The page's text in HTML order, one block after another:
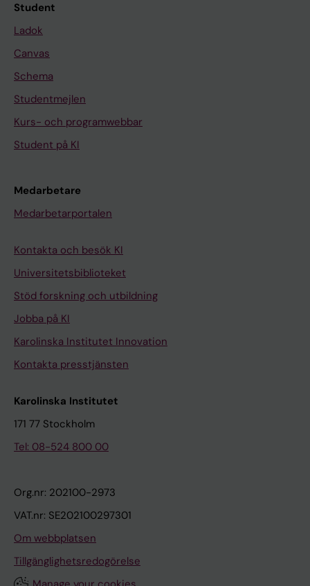
Student
Ladok
Canvas
Schema
Studentmejlen
Kurs- och programwebbar
Student på KI
Medarbetare
Medarbetarportalen
Kontakta och besök KI
Universitetsbiblioteket
Stöd forskning och utbildning
Jobba på KI
Karolinska Institutet Innovation
Kontakta presstjänsten
Karolinska Institutet
171 77 Stockholm
Tel: 08-524 800 00
Org.nr: 202100-2973
VAT.nr: SE202100297301
Om webbplatsen
Tillgänglighetsredogörelse